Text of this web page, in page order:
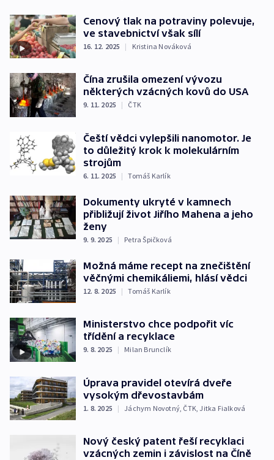
Cenový tlak na potraviny polevuje,
ve stavebnictví však sílí
16. 12. 2025 | Kristina Nováková
Čína zrušila omezení vývozu
některých vzácných kovů do USA
9. 11. 2025 | ČTK
Čeští vědci vylepšili nanomotor. Je
to důležitý krok k molekulárním
strojům
6. 11. 2025 | Tomáš Karlík
Dokumenty ukryté v kamnech
přibližují život Jiřího Mahena a jeho
ženy
9. 9. 2025 | Petra Špičková
Možná máme recept na znečištění
věčnými chemikáliemi, hlásí vědci
12. 8. 2025 | Tomáš Karlík
Ministerstvo chce podpořit víc
třídění a recyklace
9. 8. 2025 | Milan Brunclík
Úprava pravidel otevírá dveře
vysokým dřevostavbám
1. 8. 2025 | Jáchym Novotný ČTK Jitka Fialková
Nový český patent řeší recyklaci
vzácných zemin i závislost na Číně